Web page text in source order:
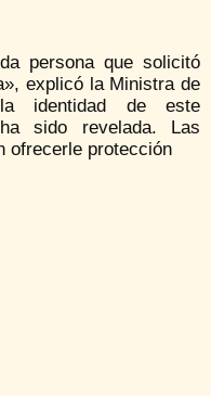
persona que solicitó
explicó la Ministra de
identidad de este
sido revelada. Las
ofrecerle protección